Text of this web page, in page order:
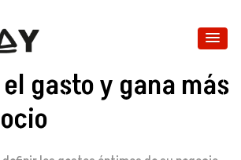
gasto y gana más